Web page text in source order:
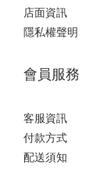
店面資訊
隱私權聲明
會員服務
客服資訊
付款方式
配送須知